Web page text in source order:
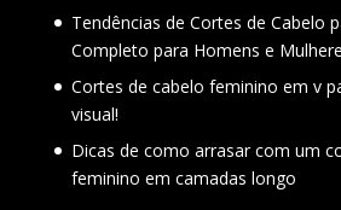
Tendências de Cortes de Cabelo
Completo para Homens e
Cortes de cabelo feminino em v
visual!
Dicas de como arrasar com um
feminino em camadas longo